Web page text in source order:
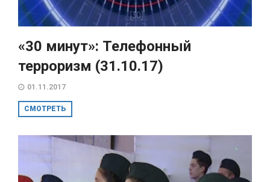
«30 минут»: Телефонный
терроризм (31.10.17)
01.11.2017
СМОТРЕТЬ